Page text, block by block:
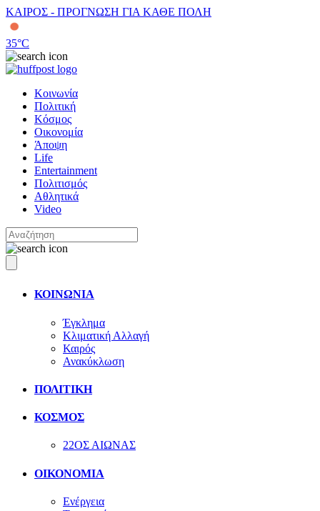
ΚΑΙΡΟΣ - ΠΡΟΓΝΩΣΗ ΓΙΑ ΚΑΘΕ ΠΟΛΗ
35°C
Κοινωνία
Πολιτική
Κόσμος
Οικονομία
Άποψη
Life
Entertainment
Πολιτισμός
Αθλητικά
Video
ΚΟΙΝΩΝΙΑ
Έγκλημα
Κλιματική Αλλαγή
Καιρός
Ανακύκλωση
ΠΟΛΙΤΙΚΗ
ΚΟΣΜΟΣ
22ΟΣ ΑΙΩΝΑΣ
ΟΙΚΟΝΟΜΙΑ
Ενέργεια